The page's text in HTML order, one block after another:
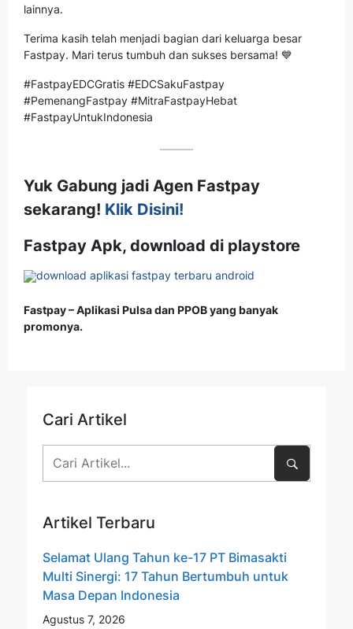
lainnya.
Terima kasih telah menjadi bagian dari keluarga besar
Fastpay. Mari terus tumbuh dan sukses bersama! 💙
#FastpayEDCGratis #EDCSakuFastpay
#PemenangFastpay #MitraFastpayHebat
#FastpayUntukIndonesia
Yuk Gabung jadi Agen Fastpay
sekarang! Klik Disini!
Fastpay Apk, download di playstore
Fastpay – Aplikasi Pulsa dan PPOB yang banyak
promonya.
Cari Artikel
Artikel Terbaru
Selamat Ulang Tahun ke-17 PT Bimasakti
Multi Sinergi: 17 Tahun Bertumbuh untuk
Masa Depan Indonesia
Agustus 7, 2026